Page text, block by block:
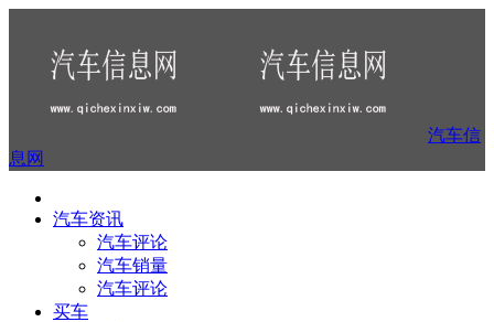
汽车信
息网
汽车资讯
汽车评论
汽车销量
汽车评论
买车